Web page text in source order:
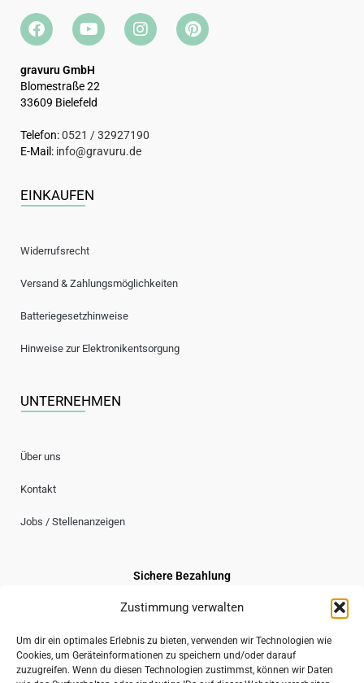
Zustimmung verwalten
Um dir ein optimales Erlebnis zu bieten, verwenden wir Technologien wie
Cookies, um Geräteinformationen zu speichern und/oder darauf
zuzugreifen. Wenn du diesen Technologien zustimmst, können wir Daten
gravuru GmbH
Blomestraße 22
33609 Bielefeld
Telefon:0521 / 32927190
E-Mail: info@gravuru.de
EINKAUFEN
Widerrufsrecht
Versand & Zahlungsmöglichkeiten
Batteriegesetzhinweise
Hinweise zur Elektronikentsorgung
UNTERNEHMEN
Über uns
Kontakt
Jobs / Stellenanzeigen
Sichere Bezahlung
Sicherer Versand